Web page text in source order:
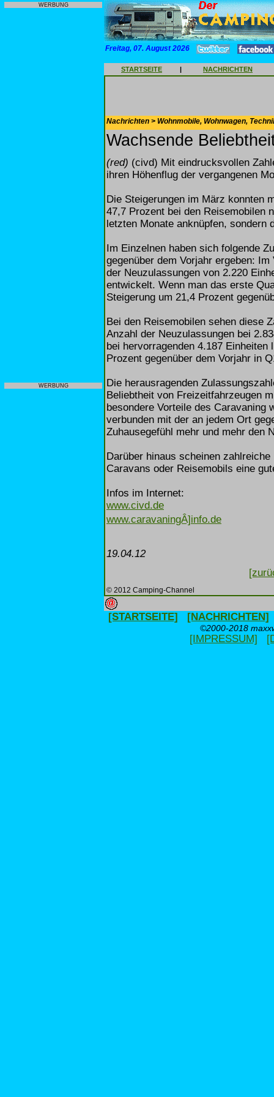
WERBUNG
WERBUNG
Freitag, 07. August 2026
STARTSEITE | NACHRICHTEN
Nachrichten > Wohnmobile, Wohnwagen,
Wachsende
(red) (civd) Mit eindrucksvollen
ihren Höhenflug der vergangenen
Die Steigerungen im März konnten
47,7 Prozent bei den Reisemobilen
letzten Monate anknüpfen, sondern
Im Einzelnen haben sich folgende
gegenüber dem Vorjahr ergeben:
der Neuzulassungen von 2.220
entwickelt. Wenn man das erste
Steigerung um 21,4 Prozent
Bei den Reisemobilen sehen diese
Anzahl der Neuzulassungen bei
bei hervorragenden 4.187
Prozent gegenüber dem Vorjahr in
Die herausragenden
Beliebtheit von Freizeitfahrzeugen
besondere Vorteile des Caravaning
verbunden mit der an jedem Ort
Zuhausegefühl mehr und mehr den
Darüber hinaus scheinen
Caravans oder Reisemobils eine
Infos im Internet:
www.civd.de
www.caravaningÂ]info.de
19.04.12
© 2012 Camping-Channel
[STARTSEITE] [NACHRICHTEN]
©2000-2018
[IMPRESSUM]